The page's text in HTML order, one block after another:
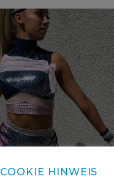
COOKIE HINWEIS